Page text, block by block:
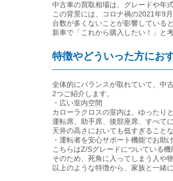
中古車の買取相場は、グレードや年
この背景には、コロナ禍の2021年9
台数が多くないことが影響している
新車で「これから購入したい！」と
特徴やどういった方にお
全体的にバランスが取れていて、中
2つご紹介します。
・広い室内空間
カローラクロスの室内は、ゆったり
運転席、助手席、後部座席、すべて
天井の高さにおいても低すぎること
・運転者を安心サポート機能でお助け
こちらはZ/Sグレードについている
そのため、死角に入ってしまう人や
以上のような特徴から、家族と一緒